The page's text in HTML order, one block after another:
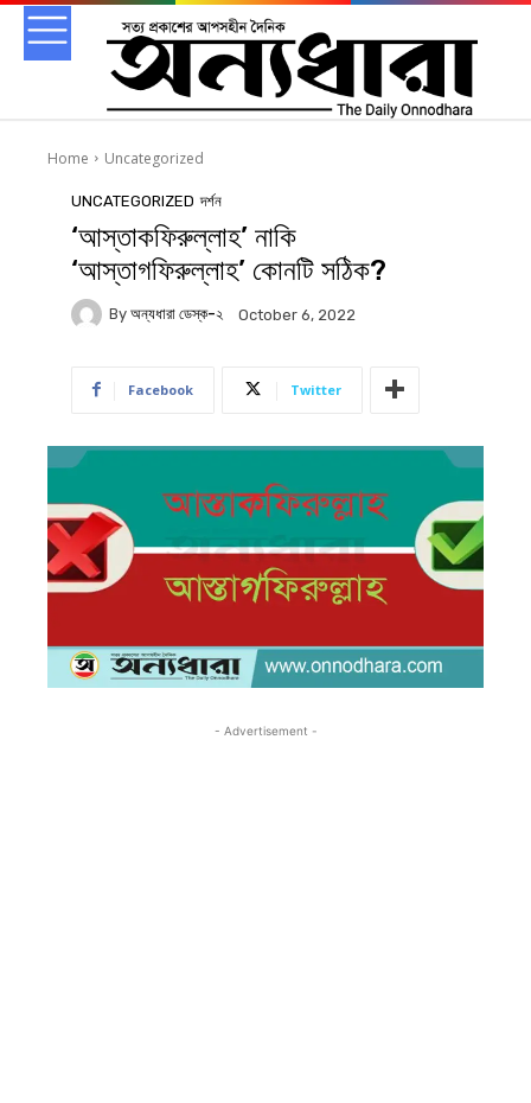
Home Uncategorized
UNCATEGORIZED দর্শন
‘আস্তাকফিরুল্লাহ’ নাকি
‘আস্তাগফিরুল্লাহ’ কোনটি সঠিক?
By অন্যধারা ডেস্ক-২ October 6, 2022
Facebook Twitter
- Advertisement -